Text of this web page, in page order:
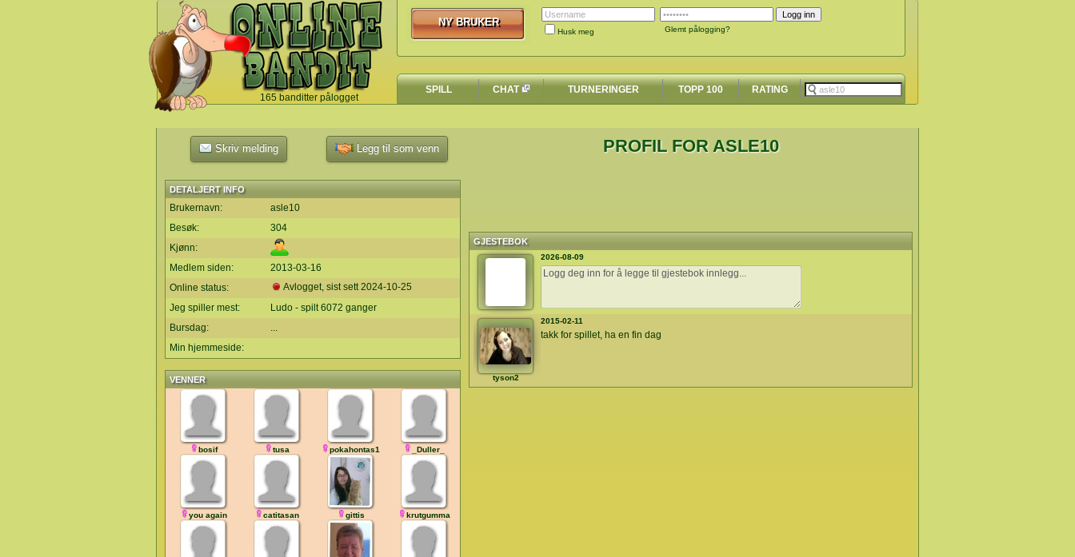
165 banditter pålogget
`
Husk meg Glemt pålogging?
NY BRUKER
NY BRUKER
SPILL CHAT TURNERINGER TOPP 100 RATING
Skriv melding Legg til som venn
DETALJERT INFO
Brukernavn:
asle10
Besøk:
304
Kjønn:
Medlem siden:
2013-03-16
Online status:
Avlogget, sist sett2024-10-25
Jeg spiller mest:
Ludo - spilt 6072 ganger
Bursdag:
...
Min hjemmeside:
VENNER
bosif tusa pokahontas1 _Duller_
you again catitasan gittis krutgumma
PROFIL FOR ASLE10
GJESTEBOK
2026-08-09
tyson2
2015-02-11
takk for spillet, ha en fin dag